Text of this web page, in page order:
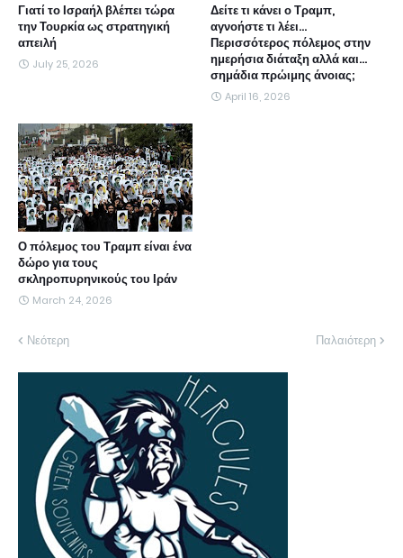
Γιατί το Ισραήλ βλέπει τώρα
την Τουρκία ως στρατηγική
απειλή
July 25, 2026
Δείτε τι κάνει ο Τραμπ,
αγνοήστε τι λέει...
Περισσότερος πόλεμος στην
ημερήσια διάταξη αλλά και...
σημάδια πρώιμης άνοιας;
April 16, 2026
Ο πόλεμος του Τραμπ είναι ένα
δώρο για τους
σκληροπυρηνικούς του Ιράν
March 24, 2026
Νεότερη Παλαιότερη